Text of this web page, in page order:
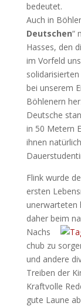
bedeutet.
Auch in
Deutschen“
Hasses, den
im Vorfeld
bei unserem
Böhlenern
Deutsche
in 50 Metern
ihnen
Flink wurde
ersten
unerwarteten
daher beim
Nachs
chub zu
und andere
Treiben der
Kraftvolle
gute Laune